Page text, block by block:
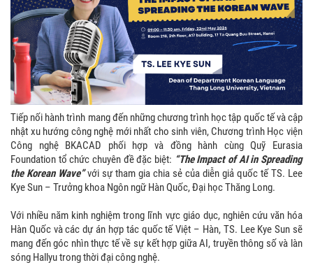
Tiếp nối hành trình mang đến những chương trình học tập quốc tế và cập
nhật xu hướng công nghệ mới nhất cho sinh viên, Chương trình Học viện
Công nghệ BKACAD phối hợp và đồng hành cùng Quỹ Eurasia
Foundation tổ chức chuyên đề đặc biệt: “The Impact of AI in Spreading
the Korean Wave”với sự tham gia chia sẻ của diễn giả quốc tế TS. Lee
Kye Sun – Trưởng khoa Ngôn ngữ Hàn Quốc, Đại học Thăng Long.
Với nhiều năm kinh nghiệm trong lĩnh vực giáo dục, nghiên cứu văn hóa
Hàn Quốc và các dự án hợp tác quốc tế Việt – Hàn, TS. Lee Kye Sun sẽ
mang đến góc nhìn thực tế về sự kết hợp giữa AI, truyền thông số và làn
sóng Hallyu trong thời đại công nghệ.